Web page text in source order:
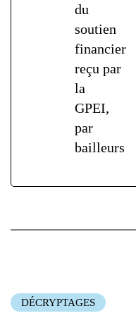
du
soutien
financier
reçu par
la
GPEI,
par
bailleurs
DÉCRYPTAGES